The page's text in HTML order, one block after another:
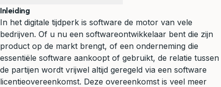
Inleiding
In het digitale tijdperk is software de motor van vele
bedrijven. Of u nu een softwareontwikkelaar bent die zijn
product op de markt brengt, of een onderneming die
essentiële software aankoopt of gebruikt, de relatie tussen
de partijen wordt vrijwel altijd geregeld via een software
licentieovereenkomst. Deze overeenkomst is veel meer